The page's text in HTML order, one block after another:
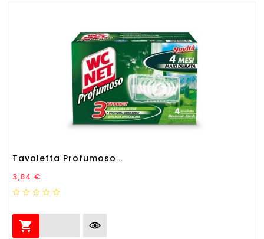
Tavoletta Profumoso...
Prezzo
3,84 €
